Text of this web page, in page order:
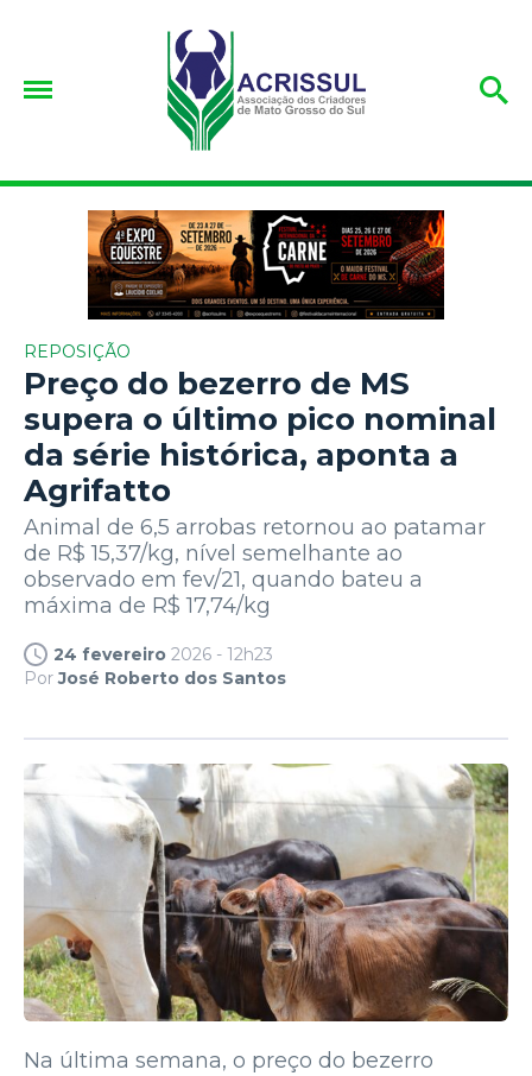
REPOSIÇÃO
Preço do bezerro de MS
supera o último pico nominal
da série histórica, aponta a
Agrifatto
Animal de 6,5 arrobas retornou ao patamar
de R$ 15,37/kg, nível semelhante ao
observado em fev/21, quando bateu a
máxima de R$ 17,74/kg
24 fevereiro 2026 - 12h23
PorJosé Roberto dos Santos
Na última semana, o preço do bezerro